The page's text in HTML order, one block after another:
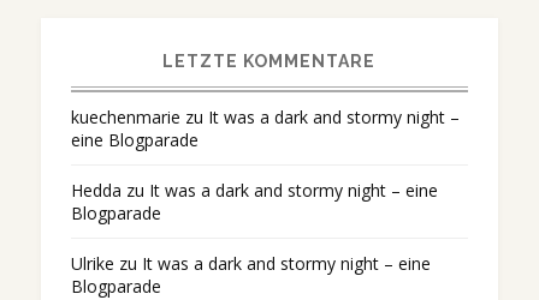
LETZTE KOMMENTARE
kuechenmarie zu It was a dark and stormy night –
eine Blogparade
Hedda zu It was a dark and stormy night – eine
Blogparade
Ulrike zu It was a dark and stormy night – eine
Blogparade